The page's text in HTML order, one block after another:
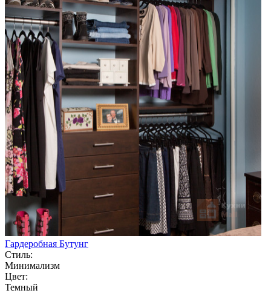
Гардеробная Бутунг
Стиль:
Минимализм
Цвет:
Темный